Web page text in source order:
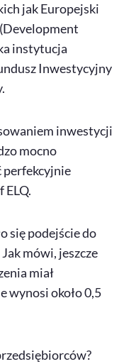
jak Europejski
Development
instytucja
Inwestycyjny
inwestycji
mocno
perfekcyjnie
ELQ.
się podejście do
mówi, jeszcze
miał
wynosi około 0,5